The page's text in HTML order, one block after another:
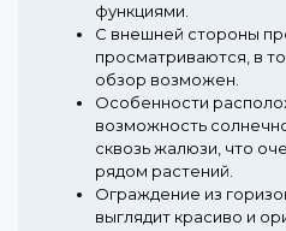
функциями.
С внешней стороны
просматриваются, в
обзор возможен.
Особенности
возможность
сквозь жалюзи, что
рядом растений.
Ограждение из
выглядит красиво и